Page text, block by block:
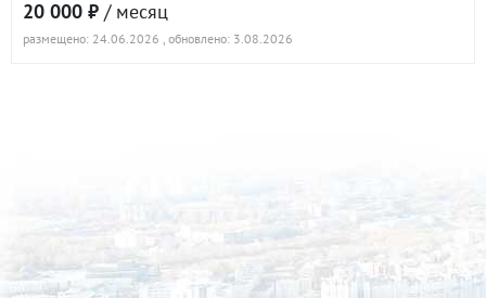
20 000 ₽ / месяц
размещено: 24.06.2026 , обновлено: 3.08.2026